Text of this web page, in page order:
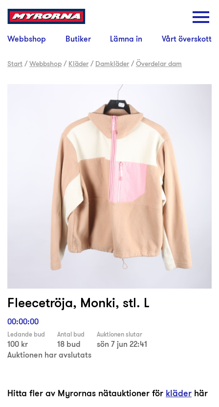
Webbshop Butiker Lämna in Vårt överskott
Start /Webbshop / Kläder / Damkläder /Överdelar dam
Fleecetröja, Monki, stl. L
00:00:00
Ledande bud
100 kr
Antal bud
18 bud
Auktionen slutar
sön 7 jun 22:41
Auktionen har avslutats
Hitta fler av Myrornas nätauktioner för kläder här